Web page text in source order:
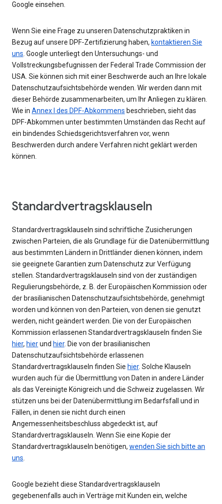
Google einsehen.
Wenn Sie eine Frage zu unseren Datenschutzpraktiken in
Bezug auf unsere DPF-Zertifizierung haben, kontaktieren Sie
uns. Google unterliegt den Untersuchungs- und
Vollstreckungsbefugnissen der Federal Trade Commission der
USA. Sie können sich mit einer Beschwerde auch an Ihre lokale
Datenschutzaufsichtsbehörde wenden. Wir werden dann mit
dieser Behörde zusammenarbeiten, um Ihr Anliegen zu klären.
Wie in Annex I des DPF-Abkommens beschrieben, sieht das
DPF-Abkommen unter bestimmten Umständen das Recht auf
ein bindendes Schiedsgerichtsverfahren vor, wenn
Beschwerden durch andere Verfahren nicht geklärt werden
können.
Standardvertragsklauseln
Standardvertragsklauseln sind schriftliche Zusicherungen
zwischen Parteien, die als Grundlage für die Datenübermittlung
aus bestimmten Ländern in Drittländer dienen können, indem
sie geeignete Garantien zum Datenschutz zur Verfügung
stellen. Standardvertragsklauseln sind von der zuständigen
Regulierungsbehörde, z. B. der Europäischen Kommission oder
der brasilianischen Datenschutzaufsichtsbehörde, genehmigt
worden und können von den Parteien, von denen sie genutzt
werden, nicht geändert werden. Die von der Europäischen
Kommission erlassenen Standardvertragsklauseln finden Sie
hier, hierund hier. Die von der brasilianischen
Datenschutzaufsichtsbehörde erlassenen
Standardvertragsklauseln finden Sie hier. Solche Klauseln
wurden auch für die Übermittlung von Daten in andere Länder
als das Vereinigte Königreich und die Schweiz zugelassen. Wir
stützen uns bei der Datenübermittlung im Bedarfsfall und in
Fällen, in denen sie nicht durch einen
Angemessenheitsbeschluss abgedeckt ist, auf
Standardvertragsklauseln. Wenn Sie eine Kopie der
Standardvertragsklauseln benötigen, wenden Sie sich bitte an
uns.
Google bezieht diese Standardvertragsklauseln
gegebenenfalls auch in Verträge mit Kunden ein, welche